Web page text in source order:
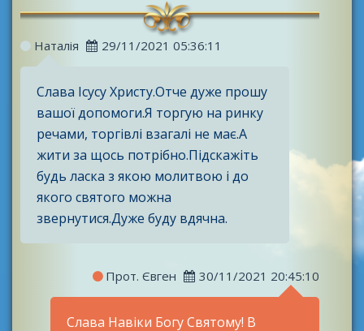
Наталія 29/11/2021 05:36:11
Слава Ісусу Христу.Отче дуже прошу
вашої допомоги.Я торгую на ринку
речами, торгівлі взагалі не має.А
жити за щось потрібно.Підскажіть
будь ласка з якою молитвою і до
якого святого можна
звернутися.Дуже буду вдячна.
Прот. Євген 30/11/2021 20:45:10
Слава Навіки Богу Святому! В